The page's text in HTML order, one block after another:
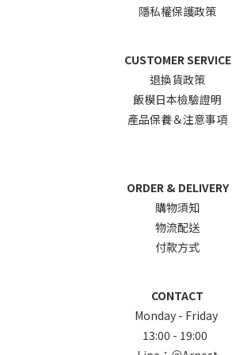
隱私權保護政策
CUSTOMER SERVICE
退換貨政策
飯模日本檢驗證明
產品保養＆注意事項
ORDER & DELIVERY
購物須知
物流配送
付款方式
CONTACT
Monday - Friday
13:00 - 19:00